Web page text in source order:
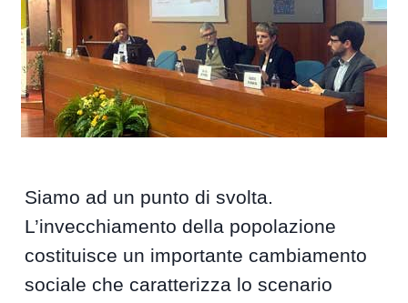
Siamo ad un punto di svolta.
L’invecchiamento della popolazione
costituisce un importante cambiamento
sociale che caratterizza lo scenario